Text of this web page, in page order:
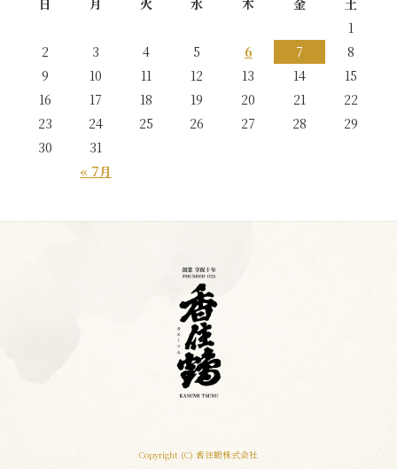
« 7月
1
2
3 4 5 6 7
8
9
10 11 12 13 14
15
16
17 18 19 20 21
22
23
24 25 26 27 28
29
30
31
Copyright (C) 香住鶴株式会社